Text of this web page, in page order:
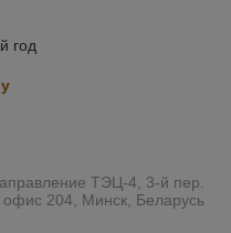
год
ТЭЦ-4, 3-й пер.
204, Минск, Беларусь